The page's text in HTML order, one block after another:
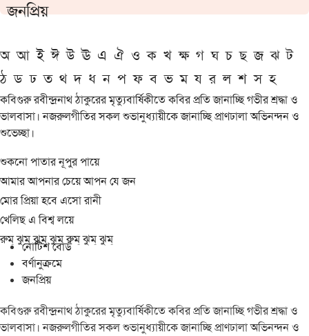
জনপ্রিয়
অ আ ই ঈ উ ঊ এ ঐ ও ক খ ক্ষ গ ঘ চ ছ জ ঝ ট
ঠ ড ঢ ত থ দ ধ ন প ফ ব ভ ম য র ল শ স হ
কবিগুরু রবীন্দ্রনাথ ঠাকুরের মৃত্যুবার্ষিকীতে কবির প্রতি জানাচ্ছি গভীর শ্রদ্ধা ও
ভালবাসা। নজরুলগীতির সকল শুভানুধ্যায়ীকে জানাচ্ছি প্রাণঢালা অভিনন্দন ও
শুভেচ্ছা।
শুকনো পাতার নূপুর পায়ে
আমার আপনার চেয়ে আপন যে জন
মোর প্রিয়া হবে এসো রানী
খেলিছ এ বিশ্ব লয়ে
রুম্ ঝুম্ ঝুম্ ঝুম্ রুম্ ঝুম্ ঝুম্
নোটিশ বোর্ড
বর্ণানুক্রমে
জনপ্রিয়
কবিগুরু রবীন্দ্রনাথ ঠাকুরের মৃত্যুবার্ষিকীতে কবির প্রতি জানাচ্ছি গভীর শ্রদ্ধা ও
ভালবাসা। নজরুলগীতির সকল শুভানুধ্যায়ীকে জানাচ্ছি প্রাণঢালা অভিনন্দন ও